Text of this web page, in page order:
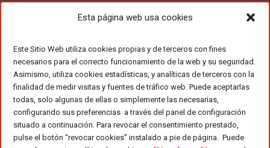
Esta página web usa cookies
Este Sitio Web utiliza cookies propias y de terceros con fines
necesarios para el correcto funcionamiento de la web y su seguridad.
Asimismo, utiliza cookies estadísticas, y analíticas de terceros con la
finalidad de medir visitas y fuentes de tráfico web. Puede aceptarlas
todas, solo algunas de ellas o simplemente las necesarias,
configurando sus preferencias a través del panel de configuración
situado a continuación. Para revocar el consentimiento prestado,
pulse el botón “revocar cookies” instalado a pie de página. Puede